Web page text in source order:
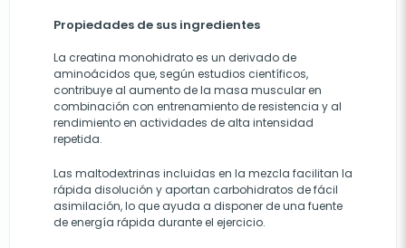
Propiedades de sus ingredientes
La creatina monohidrato es un derivado de
aminoácidos que, según estudios científicos,
contribuye al aumento de la masa muscular en
combinación con entrenamiento de resistencia y al
rendimiento en actividades de alta intensidad
repetida.
Las maltodextrinas incluidas en la mezcla facilitan la
rápida disolución y aportan carbohidratos de fácil
asimilación, lo que ayuda a disponer de una fuente
de energía rápida durante el ejercicio.